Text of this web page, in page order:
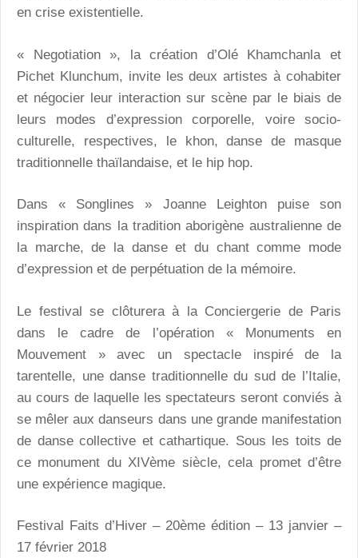
en crise existentielle.
« Negotiation », la création d’Olé Khamchanla et
Pichet Klunchum, invite les deux artistes à cohabiter
et négocier leur interaction sur scène par le biais de
leurs modes d’expression corporelle, voire socio-
culturelle, respectives, le khon, danse de masque
traditionnelle thaïlandaise, et le hip hop.
Dans « Songlines » Joanne Leighton puise son
inspiration dans la tradition aborigène australienne de
la marche, de la danse et du chant comme mode
d’expression et de perpétuation de la mémoire.
Le festival se clôturera à la Conciergerie de Paris
dans le cadre de l’opération « Monuments en
Mouvement » avec un spectacle inspiré de la
tarentelle, une danse traditionnelle du sud de l’Italie,
au cours de laquelle les spectateurs seront conviés à
se mêler aux danseurs dans une grande manifestation
de danse collective et cathartique. Sous les toits de
ce monument du XIVème siècle, cela promet d’être
une expérience magique.
Festival Faits d’Hiver – 20ème édition – 13 janvier –
17 février 2018